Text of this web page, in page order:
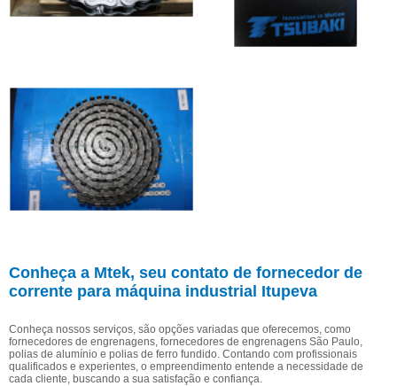
Conheça a Mtek, seu contato de fornecedor de
corrente para máquina industrial Itupeva
Conheça nossos serviços, são opções variadas que oferecemos, como
fornecedores de engrenagens, fornecedores de engrenagens São Paulo,
polias de alumínio e polias de ferro fundido. Contando com profissionais
qualificados e experientes, o empreendimento entende a necessidade de
cada cliente, buscando a sua satisfação e confiança.